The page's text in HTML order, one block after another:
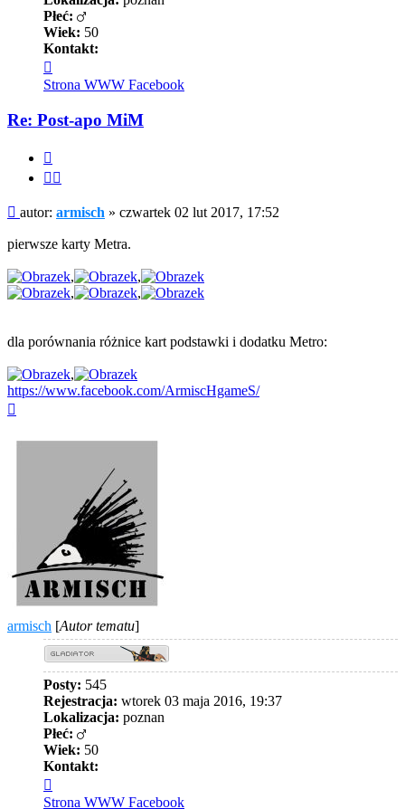
Płeć:
Wiek: 50
Kontakt:
się
z
armisch
Strona WWW Facebook
Re: Post-apo MiM
Post
autor: armisch » czwartek 02 lut 2017, 17:52
pierwsze karty Metra.
,
,
,
,
dla porównania różnice kart podstawki i dodatku Metro:
,
https://www.facebook.com/ArmiscHgameS/
armisch [Autor tematu]
Posty: 545
Rejestracja: wtorek 03 maja 2016, 19:37
Lokalizacja: poznan
Płeć:
Wiek: 50
Kontakt:
się
Strona WWW Facebook